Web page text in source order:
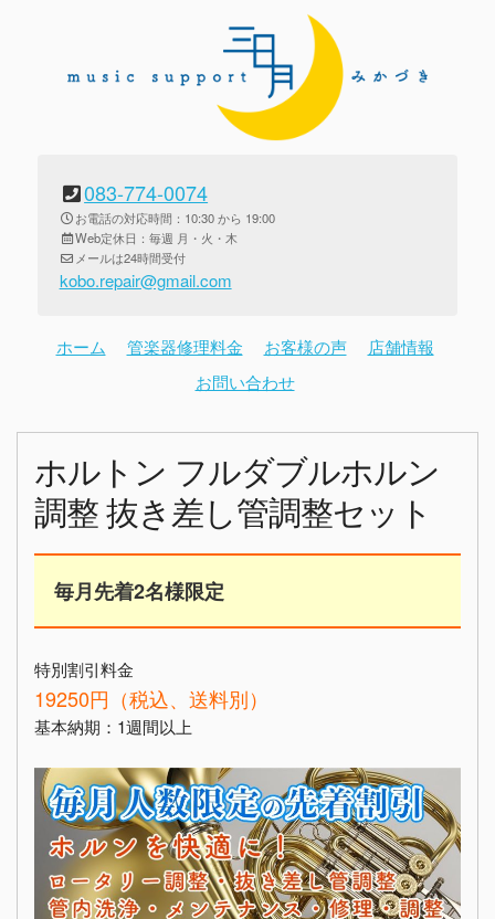
083-774-0074
お電話の対応時間：10:30 から 19:00
Web定休日：毎週 月・火・木
メールは24時間受付
kobo.repair@gmail.com
ホーム 管楽器修理料金 お客様の声
店舗情報
お問い合わせ
ホルトン フルダブルホルン
調整 抜き差し管調整セット
毎月先着2名様限定
特別割引料金
19250円（税込、送料別）
基本納期：1週間以上